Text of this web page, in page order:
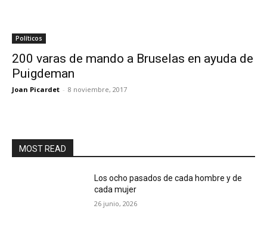
Políticos
200 varas de mando a Bruselas en ayuda de
Puigdeman
Joan Picardet - 8 noviembre, 2017
MOST READ
Los ocho pasados de cada hombre y de
cada mujer
26 junio, 2026